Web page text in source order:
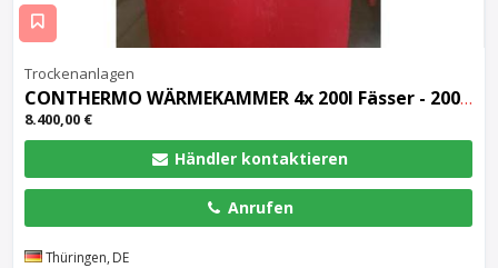
Trockenanlagen
CONTHERMO WÄRMEKAMMER 4x 200l Fässer - 200C°
8.400,00 €
Händler kontaktieren
Anrufen
Thüringen, DE